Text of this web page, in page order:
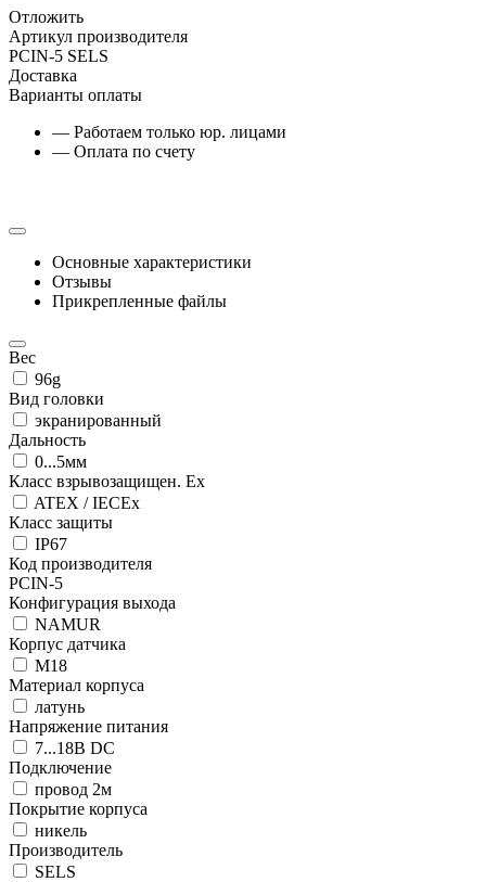
Отложить
Артикул производителя
PCIN-5 SELS
Доставка
Варианты оплаты
— Работаем только юр. лицами
— Оплата по счету
Основные характеристики
Отзывы
Прикрепленные файлы
Вес
96g
Вид головки
экранированный
Дальность
0...5мм
Класс взрывозащищен. Ex
ATEX / IECEx
Класс защиты
IP67
Код производителя
PCIN-5
Конфигурация выхода
NAMUR
Корпус датчика
М18
Материал корпуса
латунь
Напряжение питания
7...18В DC
Подключение
провод 2м
Покрытие корпуса
никель
Производитель
SELS